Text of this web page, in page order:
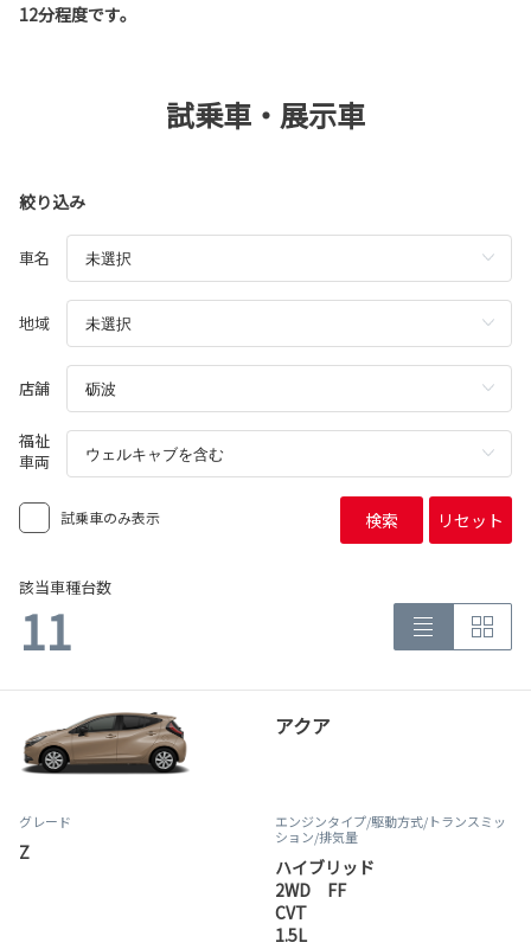
12分程度です。
試乗車・展示車
絞り込み
車名
地域
店舗
福祉
車両
試乗車のみ表示 検索 リセット
該当車種台数
11
アクア
グレード
Z
エンジンタイプ/駆動方式/トランスミッ
ション/排気量
ハイブリッド
2WD FF
CVT
1.5L